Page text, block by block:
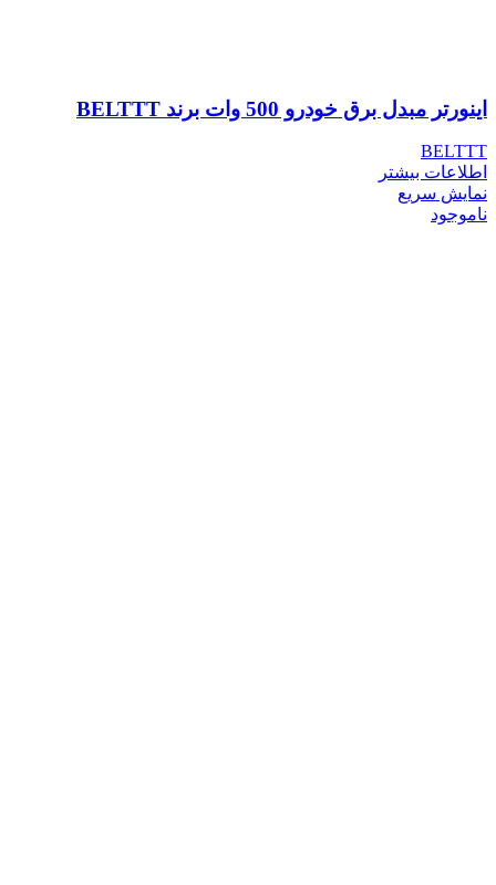
اینورتر مبدل برق خودرو 500 وات برند BELTTT
BELTTT
اطلاعات بیشتر
نمایش سریع
ناموجود